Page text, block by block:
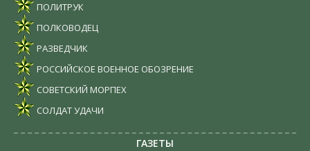
ПОЛИТРУК
ПОЛКОВОДЕЦ
РАЗВЕДЧИК
РОССИЙСКОЕ ВОЕННОЕ ОБОЗРЕНИЕ
СОВЕТСКИЙ МОРПЕХ
СОЛДАТ УДАЧИ
ГАЗЕТЫ